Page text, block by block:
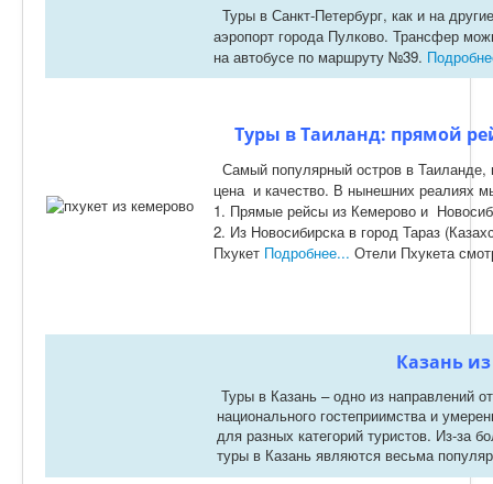
Туры в Санкт-Петербург, как и на
аэропорт города Пулково. Трансфер
на автобусе по маршруту №39.
Туры в Таиланд: прямой
Самый популярный остров в
цена и качество. В нынешних реалиях
1. Прямые рейсы из Кемерово и
2. Из Новосибирска в город Тараз
Пхукет Подробнее... Отели Пхукета
Казань
Туры в Казань – одно из направлений
национального гостеприимства и
для разных категорий туристов. Из-за
туры в Казань являются весьма